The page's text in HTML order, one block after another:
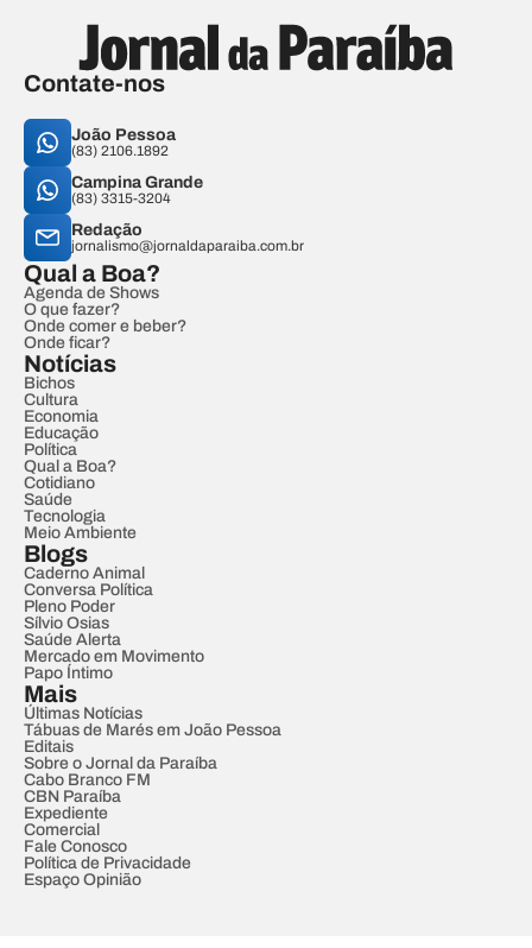
Contate-nos
João Pessoa
(83) 2106.1892
Campina Grande
(83) 3315-3204
Redação
jornalismo@jornaldaparaiba.com.br
Qual a Boa?
Agenda de Shows
O que fazer?
Onde comer e beber?
Onde ficar?
Notícias
Bichos
Cultura
Economia
Educação
Política
Qual a Boa?
Cotidiano
Saúde
Tecnologia
Meio Ambiente
Blogs
Caderno Animal
Conversa Política
Pleno Poder
Sílvio Osias
Saúde Alerta
Mercado em Movimento
Papo Íntimo
Mais
Últimas Notícias
Tábuas de Marés em João Pessoa
Editais
Sobre o Jornal da Paraíba
Cabo Branco FM
CBN Paraíba
Expediente
Comercial
Fale Conosco
Política de Privacidade
Espaço Opinião